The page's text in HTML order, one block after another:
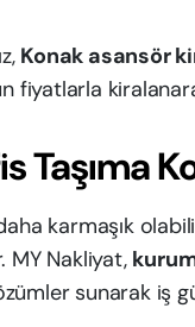
Konak asansör
kiralanarak
Taşıma
karmaşık
MY Nakliyat,
sunarak iş